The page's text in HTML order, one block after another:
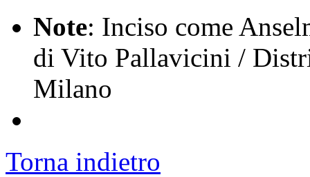
Note: Inciso come
di Vito Pallavicini /
Milano
Torna indietro